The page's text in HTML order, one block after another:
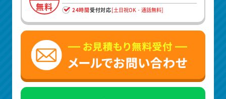
無料 24時間受付対応[土日祝OK・通話無料]